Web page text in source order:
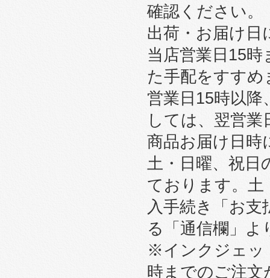
確認ください。
出荷・お届け日
当店営業日15
た手配をすすめ
営業日15時以
しては、翌営
商品お届け日時
土・日曜、祝日
ております。土
入手続き「お
る「通信欄」
※インクジェッ
時までのご注文